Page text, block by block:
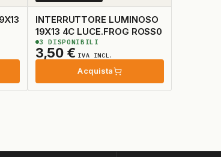
INTERRUTTORE LUMINOSO
19X13 4C LUCE.FROG ROSS0
3,50 € IVA INCL.
Acquista
3 DISPONIBILI